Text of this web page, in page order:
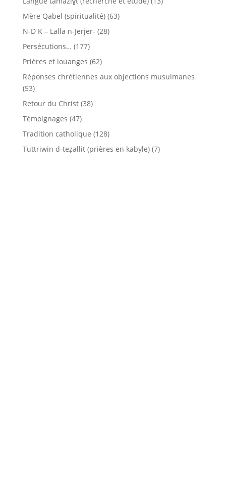
Mère Qabel (spiritualité)(63)
N-D K – Lalla n-Jerjer- (28)
Persécutions… (177)
Prières et louanges (62)
Réponses chrétiennes aux objections musulmanes
(53)
Retour du Christ(38)
Témoignages (47)
Tradition catholique (128)
Tuttriwin d-teẓallit (prières en kabyle)(7)